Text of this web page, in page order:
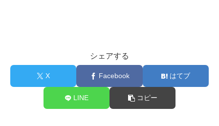
シェアする
X Facebook はてブ
LINE コピー